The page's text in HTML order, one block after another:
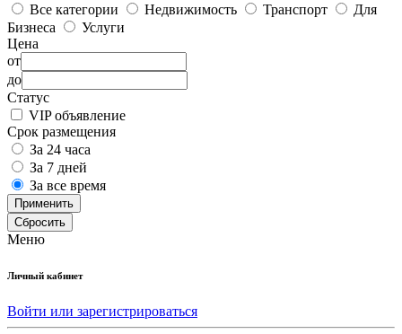
Все категории
Недвижимость Транспорт
Для
Бизнеса
Услуги
Цена
от
до
Статус
VIP объявление
Срок размещения
За 24 часа
За 7 дней
За все время
Применить
Сбросить
Меню
Личный кабинет
Войти или зарегистрироваться